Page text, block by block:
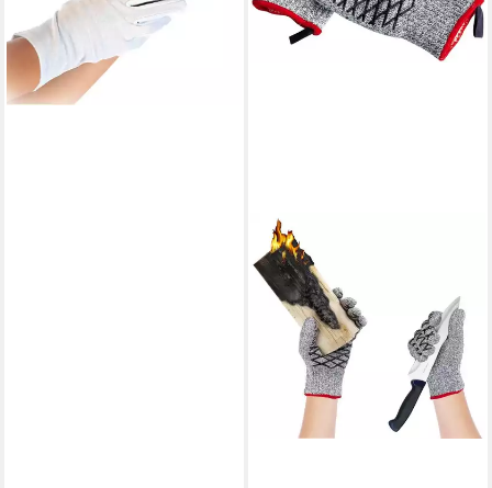
ab 8,99 €
lieferbar - in 2-3 Werktagen bei dir